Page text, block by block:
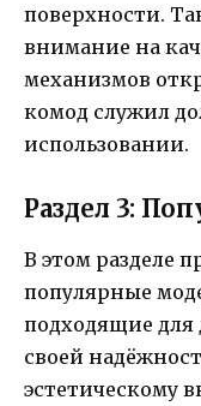
поверхности.
внимание на
механизмов
комод служил
использовании.
Раздел 3:
В этом разделе
популярные
подходящие для
своей
эстетическому